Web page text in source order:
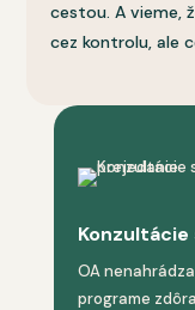
cestou. A vieme,
cez kontrolu, ale
OA
programe